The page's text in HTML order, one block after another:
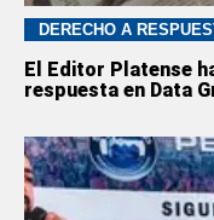
DERECHO A
El Editor Platense
respuesta en Data